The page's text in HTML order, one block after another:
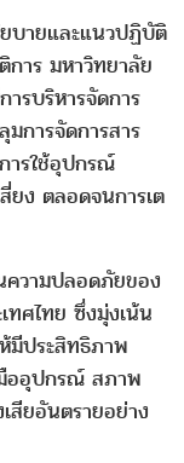
ยบายและแนวปฏิบัติ
าร มหาวิทยาลัย
รบริหารจัดการ
การจัดการสาร
ารใช้อุปกรณ์
ยง ตลอดจนการเต
ความปลอดภัยของ
ทศไทย ซึ่งมุ่งเน้น
มีประสิทธิภาพ
ออุปกรณ์ สภาพ
สียอันตรายอย่าง